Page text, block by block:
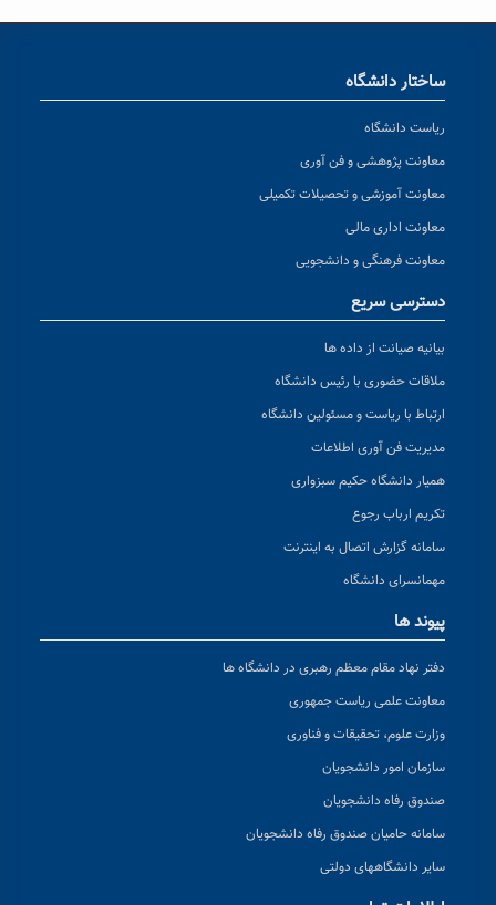
ساختار دانشگاه
ریاست دانشگاه
معاونت پژوهشی و فن آوری
معاونت آموزشی و تحصیلات تکمیلی
معاونت اداری مالی
معاونت فرهنگی و دانشجویی
دسترسی سریع
بیانیه صیانت از داده ها
ملاقات حضوری با رئیس دانشگاه
ارتباط با ریاست و مسئولین دانشگاه
مدیریت فن آوری اطلاعات
همیار دانشگاه حکیم سبزواری
تکریم ارباب رجوع
سامانه گزارش اتصال به اینترنت
مهمانسرای دانشگاه
پیوند ها
دفتر نهاد مقام معظم رهبری در دانشگاه ها
معاونت علمی ریاست جمهوری
وزارت علوم، تحقیقات و فناوری
سازمان امور دانشجویان
صندوق رفاه دانشجویان
سامانه حامیان صندوق رفاه دانشجویان
سایر دانشگاههای دولتی